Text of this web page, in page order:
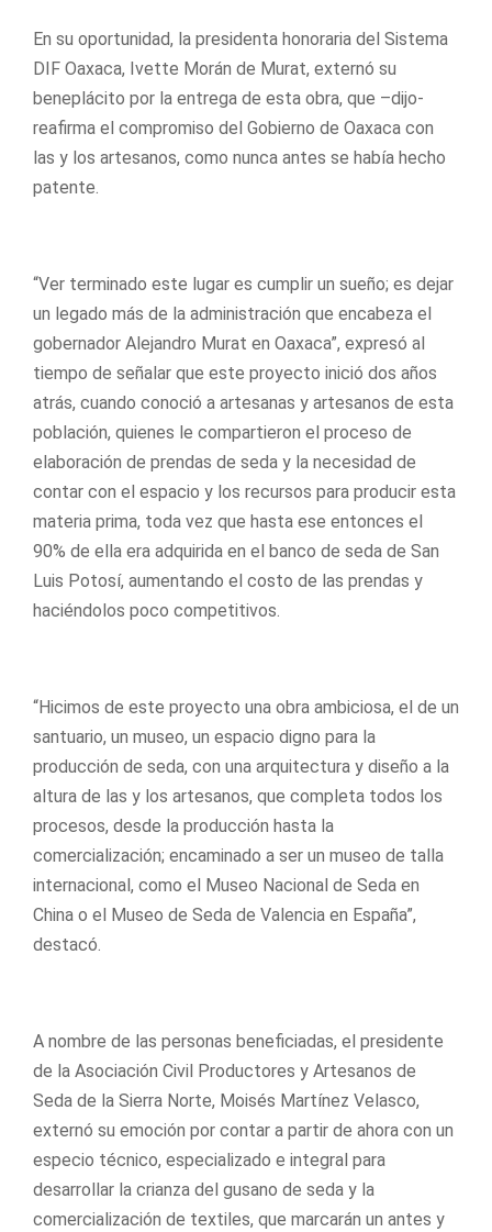
En su oportunidad, la presidenta honoraria del Sistema
DIF Oaxaca, Ivette Morán de Murat, externó su
beneplácito por la entrega de esta obra, que –dijo-
reafirma el compromiso del Gobierno de Oaxaca con
las y los artesanos, como nunca antes se había hecho
patente.
“Ver terminado este lugar es cumplir un sueño; es dejar
un legado más de la administración que encabeza el
gobernador Alejandro Murat en Oaxaca”, expresó al
tiempo de señalar que este proyecto inició dos años
atrás, cuando conoció a artesanas y artesanos de esta
población, quienes le compartieron el proceso de
elaboración de prendas de seda y la necesidad de
contar con el espacio y los recursos para producir esta
materia prima, toda vez que hasta ese entonces el
90% de ella era adquirida en el banco de seda de San
Luis Potosí, aumentando el costo de las prendas y
haciéndolos poco competitivos.
“Hicimos de este proyecto una obra ambiciosa, el de un
santuario, un museo, un espacio digno para la
producción de seda, con una arquitectura y diseño a la
altura de las y los artesanos, que completa todos los
procesos, desde la producción hasta la
comercialización; encaminado a ser un museo de talla
internacional, como el Museo Nacional de Seda en
China o el Museo de Seda de Valencia en España”,
destacó.
A nombre de las personas beneficiadas, el presidente
de la Asociación Civil Productores y Artesanos de
Seda de la Sierra Norte, Moisés Martínez Velasco,
externó su emoción por contar a partir de ahora con un
especio técnico, especializado e integral para
desarrollar la crianza del gusano de seda y la
comercialización de textiles, que marcarán un antes y